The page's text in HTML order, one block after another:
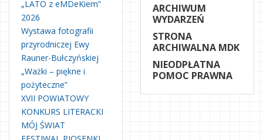
„LATO z eMDeKiem”
2026
Wystawa fotografii
przyrodniczej Ewy
Rauner-Bułczyńskiej
„Ważki – piękne i
pożyteczne”
XVII POWIATOWY
KONKURS LITERACKI
MÓJ ŚWIAT
ARCHIWUM
WYDARZEŃ
STRONA
ARCHIWALNA MDK
NIEODPŁATNA
POMOC PRAWNA